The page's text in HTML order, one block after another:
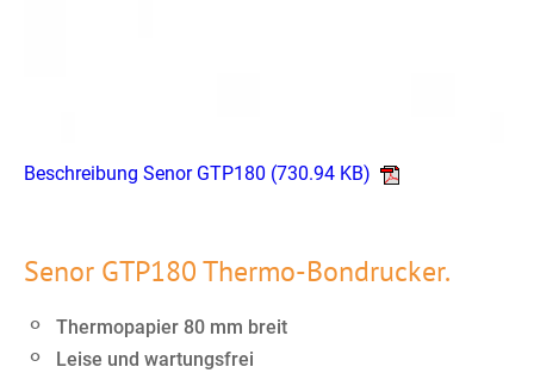
Senor GTP180 Thermo-Bondrucker.
Thermopapier 80 mm breit
Leise und wartungsfrei
Beschreibung Senor GTP180 (730.94 KB)